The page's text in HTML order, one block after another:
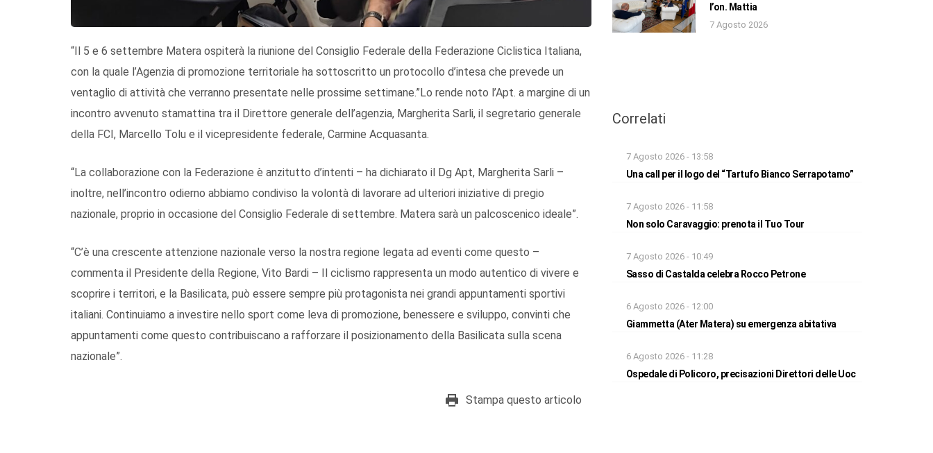
“Il 5 e 6 settembre Matera ospiterà la riunione del Consiglio Federale della Federazione Ciclistica Italiana,
con la quale l’Agenzia di promozione territoriale ha sottoscritto un protocollo d’intesa che prevede un
ventaglio di attività che verranno presentate nelle prossime settimane.”Lo rende noto l’Apt. a margine di un
incontro avvenuto stamattina tra il Direttore generale dell’agenzia, Margherita Sarli, il segretario generale
della FCI, Marcello Tolu e il vicepresidente federale, Carmine Acquasanta.
“La collaborazione con la Federazione è anzitutto d’intenti – ha dichiarato il Dg Apt, Margherita Sarli –
inoltre, nell’incontro odierno abbiamo condiviso la volontà di lavorare ad ulteriori iniziative di pregio
nazionale, proprio in occasione del Consiglio Federale di settembre. Matera sarà un palcoscenico ideale”.
“C’è una crescente attenzione nazionale verso la nostra regione legata ad eventi come questo –
commenta il Presidente della Regione, Vito Bardi – Il ciclismo rappresenta un modo autentico di vivere e
scoprire i territori, e la Basilicata, può essere sempre più protagonista nei grandi appuntamenti sportivi
italiani. Continuiamo a investire nello sport come leva di promozione, benessere e sviluppo, convinti che
appuntamenti come questo contribuiscano a rafforzare il posizionamento della Basilicata sulla scena
nazionale”.
Stampa questo articolo
l’on. Mattia
7 Agosto 2026
Correlati
7 Agosto 2026 - 13:58
Una call per il logo del “Tartufo Bianco Serrapotamo”
7 Agosto 2026 - 11:58
Non solo Caravaggio: prenota il Tuo Tour
7 Agosto 2026 - 10:49
Sasso di Castalda celebra Rocco Petrone
6 Agosto 2026 - 12:00
Giammetta (Ater Matera) su emergenza abitativa
6 Agosto 2026 - 11:28
Ospedale di Policoro, precisazioni Direttori delle Uoc